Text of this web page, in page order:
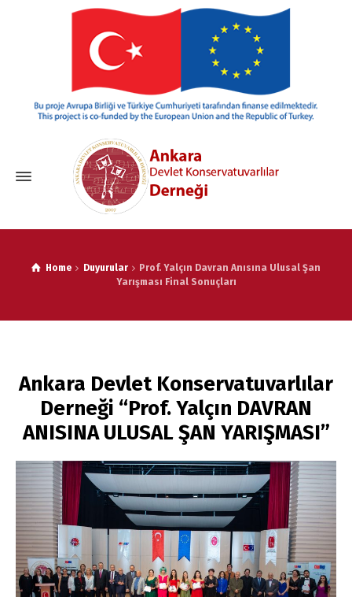
Home Duyurular
Prof. Yalçın Davran Anısına Ulusal Şan
Yarışması Final Sonuçları
Ankara Devlet Konservatuvarlılar
Derneği “Prof. Yalçın DAVRAN
ANISINA ULUSAL ŞAN YARIŞMASI”